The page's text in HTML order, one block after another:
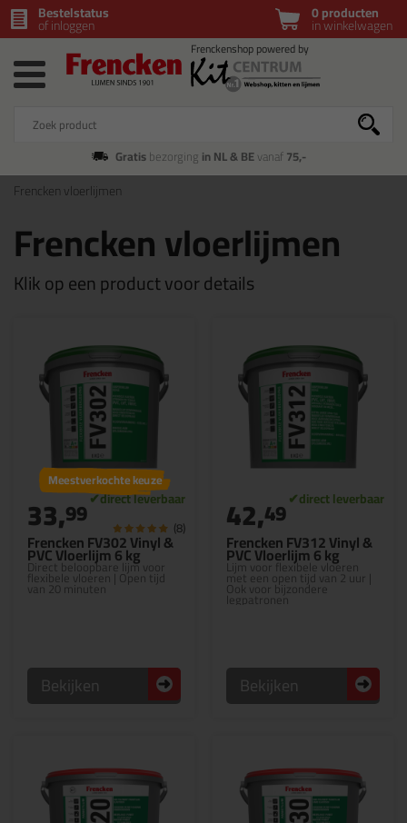
0 producten
in winkelwagen
Bestelstatus
of inloggen
Gratisbezorging in NL & BEvanaf75,-
Frencken vloerlijmen
Frencken vloerlijmen
Klik op een product voor details
Frencken FV302 Vinyl &
PVC Vloerlijm 6 kg
Direct beloopbare lijm voor
flexibele vloeren | Open tijd
van 20 minuten
Meestverkochte keuze
33,99 (8)
Bekijken
Frencken FV312 Vinyl &
PVC Vloerlijm 6 kg
Lijm voor flexibele vloeren
met een open tijd van 2 uur |
Ook voor bijzondere
legpatronen
42,49
Bekijken